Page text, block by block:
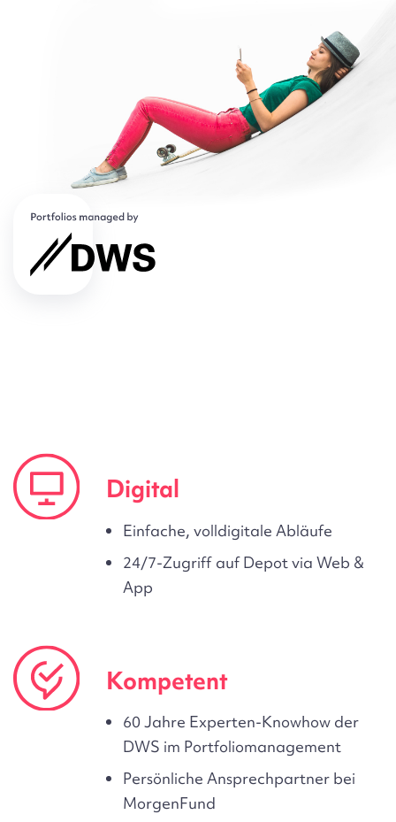
Digital
Einfache, volldigitale Abläufe
24/7-Zugriff auf Depot via Web &
App
Kompetent
60 Jahre Experten-Knowhow der
DWS im Portfoliomanagement
Persönliche Ansprechpartner bei
MorgenFund